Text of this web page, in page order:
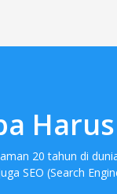
20 tahun di
SEO (Search